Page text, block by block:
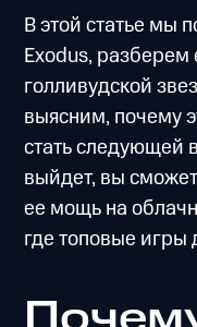
В этой статье мы
Exodus,
голливудской
выясним, почему
стать следующей
выйдет, вы
ее мощь на
где топовые игры